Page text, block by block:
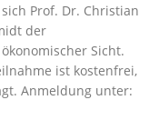
Prof. Dr. Christian
der
Sicht.
ist kostenfrei,
Anmeldung unter: